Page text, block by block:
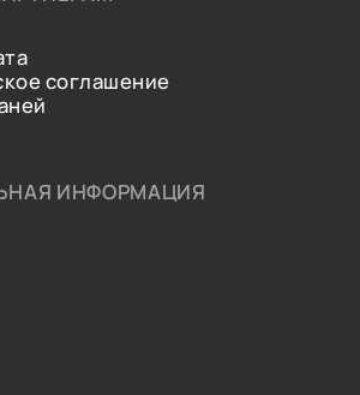
соглашение
ИНФОРМАЦИЯ